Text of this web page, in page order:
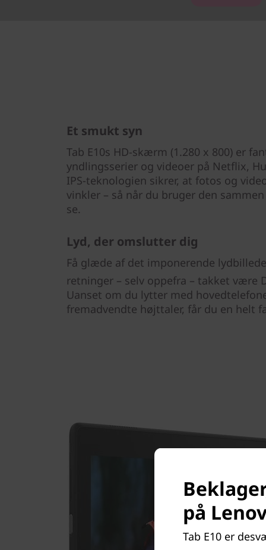
Et smukt syn
Tab E10s HD-skærm (1.280 x 800) er
yndlingsserier og videoer på Netflix,
IPS-teknologien sikrer, at fotos og
vinkler – så når du bruger den
se.
Lyd, der omslutter dig
Få glæde af det imponerende
retninger – selv oppefra – takket være
Uanset om du lytter med
fremadvendte højttaler, får du en helt
på
Tab E10 er